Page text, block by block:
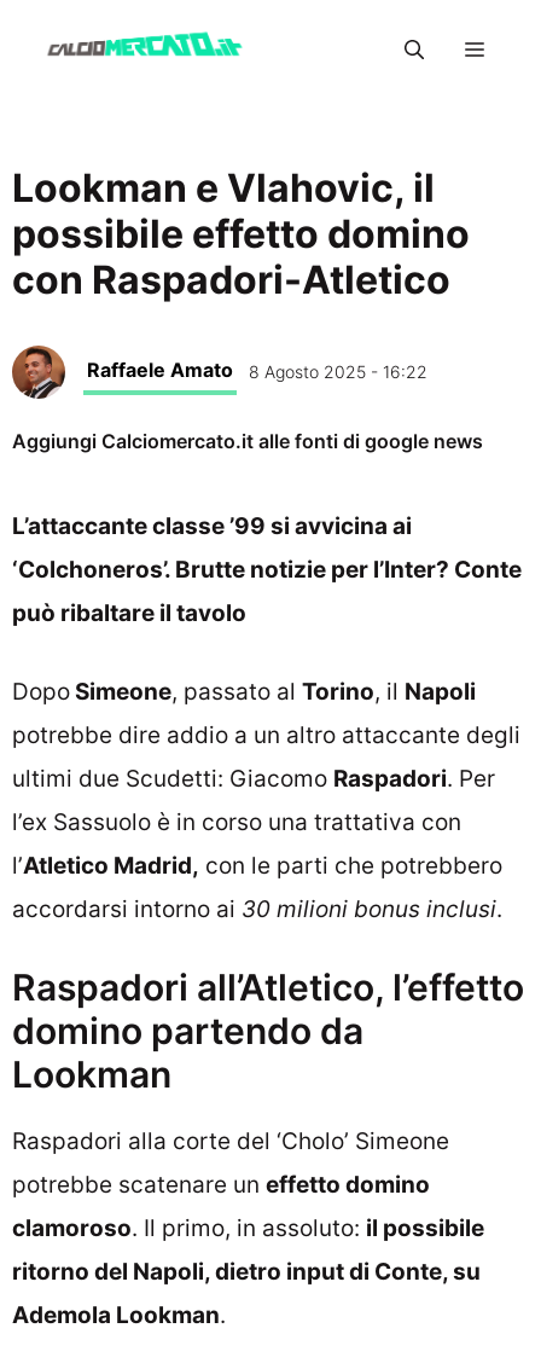
Menu
Lookman e Vlahovic, il
possibile effetto domino
con Raspadori-Atletico
Raffaele Amato 8 Agosto 2025 - 16:22
Aggiungi Calciomercato.it alle fonti di google news
L’attaccante classe ’99 si avvicina ai
‘Colchoneros’. Brutte notizie per l’Inter? Conte
può ribaltare il tavolo
Dopo Simeone, passato al Torino, il Napoli
potrebbe dire addio a un altro attaccante degli
ultimi due Scudetti: Giacomo Raspadori. Per
l’ex Sassuolo è in corso una trattativa con
l’Atletico Madrid, con le parti che potrebbero
accordarsi intorno ai 30 milioni bonus inclusi.
Raspadori all’Atletico, l’effetto
domino partendo da
Lookman
Raspadori alla corte del ‘Cholo’ Simeone
potrebbe scatenare un effetto domino
clamoroso. Il primo, in assoluto: il possibile
ritorno del Napoli, dietro input di Conte, su
Ademola Lookman.